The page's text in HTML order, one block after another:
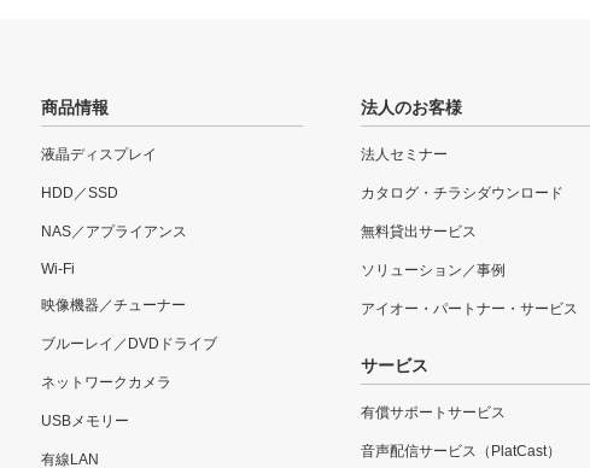
商品情報
液晶ディスプレイ
HDD／SSD
NAS／アプライアンス
Wi-Fi
映像機器／チューナー
ブルーレイ／DVDドライブ
ネットワークカメラ
USBメモリー
有線LAN
法人のお客様
法人セミナー
カタログ・チラシダウンロード
無料貸出サービス
ソリューション／事例
アイオー・パートナー・サービス
サービス
有償サポートサービス
音声配信サービス（PlatCast）